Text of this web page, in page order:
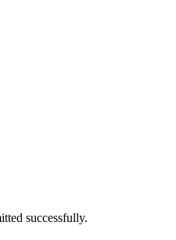
successfully.